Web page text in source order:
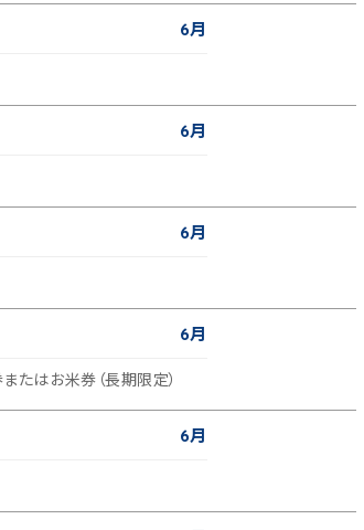
6月
6月
6月
6月
たはお米券（長期限定）
6月